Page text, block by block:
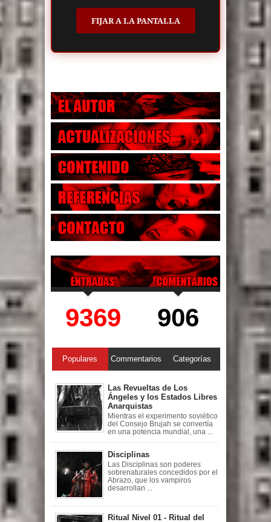
FIJAR A LA PANTALLA
9369 906
Populares Commentarios Categorías
Las Revueltas de Los
Ángeles y los Estados Libres
Anarquistas
Mientras el experimento soviético
del Consejo Brujah se convertía
en una potencia mundial, una ...
Disciplinas
Las Disciplinas son poderes
sobrenaturales concedidos por el
Abrazo, que los vampiros
desarrollan ...
Ritual Nivel 01 - Ritual del